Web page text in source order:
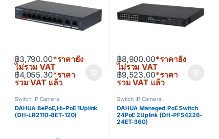
฿3,790.00*ราคายัง
ไม่รวม VAT
฿4,055.30*ราคา
รวม VAT แล้ว
฿8,900.00*ราคายัง
ไม่รวม VAT
฿9,523.00*ราคา
รวม VAT แล้ว
Switch IP Camera
DAHUA 8ePoE,Hi-PoE 1Uplink
(DH-LR2110-8ET-120)
Switch IP Camera
DAHUA Managed PoE Switch
24PoE 2Uplink (DH-PFS4226-
24ET-360)